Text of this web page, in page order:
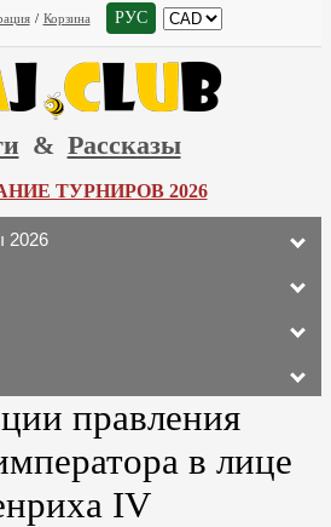
/ Корзина РУС
& Рассказы
ТУРНИРОВ 2026
2026
правления
в лице
IV